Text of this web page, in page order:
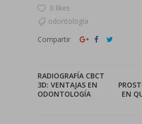
0 likes
odontología
Compartir
RADIOGRAFÍA CBCT
3D: VENTAJAS EN
ODONTOLOGÍA
EN